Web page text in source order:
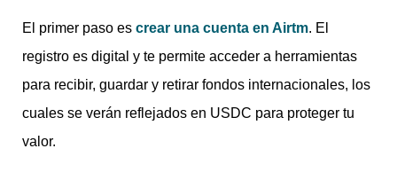
El primer paso es crear una cuenta en Airtm. El
registro es digital y te permite acceder a herramientas
para recibir, guardar y retirar fondos internacionales, los
cuales se verán reflejados en USDC para proteger tu
valor.